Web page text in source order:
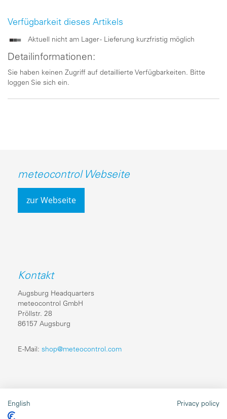
Verfügbarkeit dieses Artikels
Aktuell nicht am Lager - Lieferung kurzfristig möglich
Detailinformationen:
Sie haben keinen Zugriff auf detaillierte Verfügbarkeiten. Bitte
loggen Sie sich ein.
meteocontrol Webseite
zur Webseite
Kontakt
Augsburg Headquarters
meteocontrol GmbH
Pröllstr. 28
86157 Augsburg
E-Mail: shop@meteocontrol.com
Rechtliches
English Privacy policy